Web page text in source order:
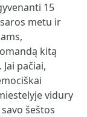
15
metu ir
kitą
pačiai,
vidury
šeštos